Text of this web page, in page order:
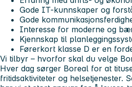
Gode IT-kunnskaper og
Gode
Interesse for moderne og
Kjennskap til
Førerkort klasse D er en
Vi tilbyr – hvorfor skal du velge
Hver dag sørger Boreal for at
fritidsaktiviteter og helsetjenester.